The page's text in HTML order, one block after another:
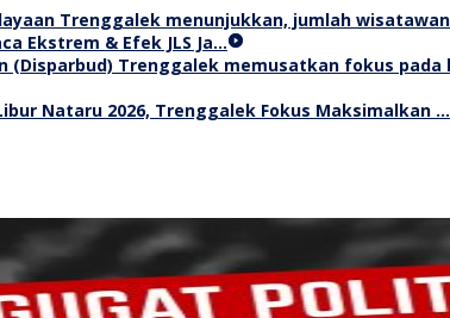
Ekstrem & Efek JLS Ja…
Nataru 2026, Trenggalek Fokus Maksimalkan …